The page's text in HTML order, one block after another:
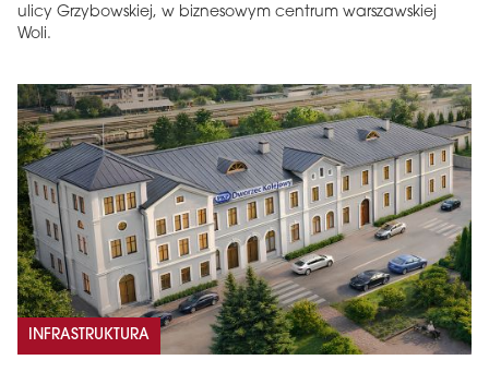
ulicy Grzybowskiej, w biznesowym centrum warszawskiej
Woli.
INFRASTRUKTURA